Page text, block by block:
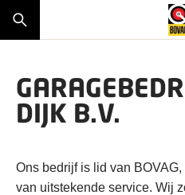
DIJK B.V.
Ons bedrijf is lid van
van uitstekende service. Wij